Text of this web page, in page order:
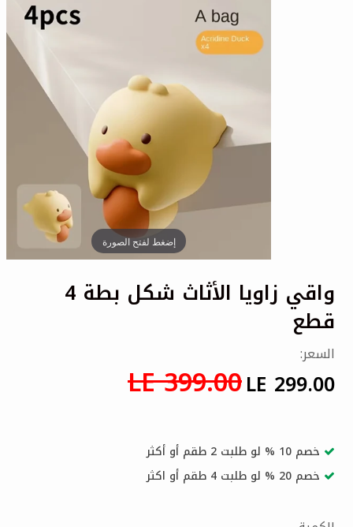
إضغط لفتح الصورة
واقي زاويا الأثاث شكل بطة 4
قطع
السعر:
LE 299.00
LE 399.00
خصم 10 % لو طلبت 2 طقم أو أكثر
خصم 20 % لو طلبت 4 طقم أو اكثر